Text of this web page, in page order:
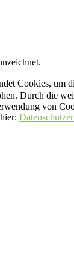
Cookies, um
Durch die
von